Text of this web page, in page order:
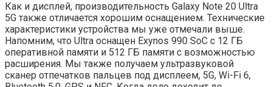
Как и дисплей, производительность Galaxy Note 20 Ultra
5G также отличается хорошим оснащением. Технические
характеристики устройства мы уже отмечали выше.
Напомним, что Ultra оснащен Exynos 990 SoC с 12 ГБ
оперативной памяти и 512 ГБ памяти с возможностью
расширения. Мы также получаем ультразвуковой
сканер отпечатков пальцев под дисплеем, 5G, Wi-Fi 6,